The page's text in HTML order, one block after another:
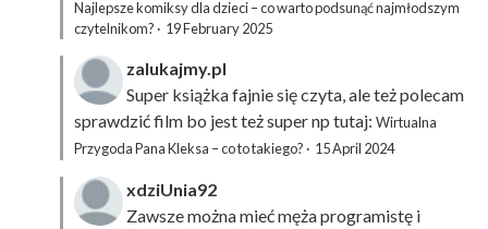
Najlepsze komiksy dla dzieci – co warto podsunąć najmłodszym
czytelnikom? · 19 February 2025
zalukajmy.pl
Super książka fajnie się czyta, ale też polecam
sprawdzić film bo jest też super np tutaj: Wirtualna
Przygoda Pana Kleksa – co to takiego? · 15 April 2024
xdziUnia92
Zawsze można mieć męża programistę i